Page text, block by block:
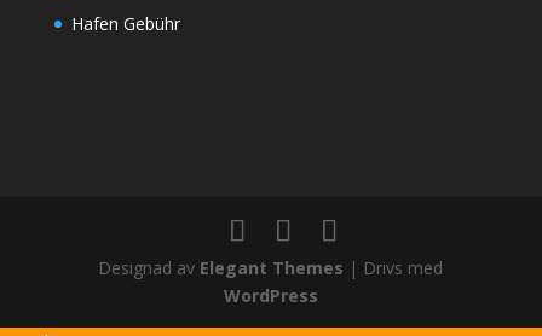
Hafen Gebühr
Designad av Elegant Themes | Drivs med
WordPress